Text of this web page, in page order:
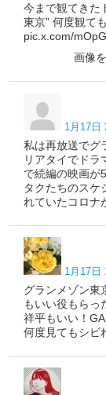
今まで観てきた
東京” 何度観て
pic.x.com/
画像
1月17日
私は再放送でグ
リアタイでドラ
で続編の映画が
タクたちのスケ
れていたコロナ
1月17日
グランメゾン東
もいい役もらっ
祥平もいい！
何度見てもシビ